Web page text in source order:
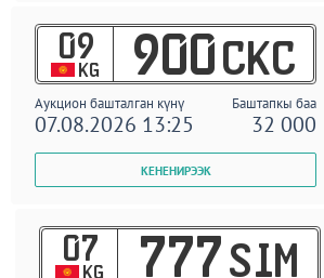
09
KG 900 CKC
Аукцион башталган күнү Баштапкы баа
07.08.2026 13:25 32 000
07
KG 777 SIM